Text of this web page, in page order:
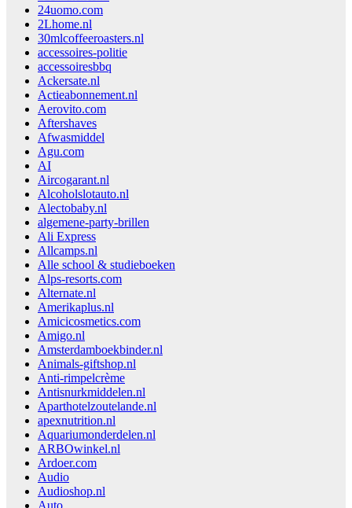
24uomo.com
2Lhome.nl
30mlcoffeeroasters.nl
accessoires-politie
accessoiresbbq
Ackersate.nl
Actieabonnement.nl
Aerovito.com
Aftershaves
Afwasmiddel
Agu.com
AI
Aircogarant.nl
Alcoholslotauto.nl
Alectobaby.nl
algemene-party-brillen
Ali Express
Allcamps.nl
Alle school & studieboeken
Alps-resorts.com
Alternate.nl
Amerikaplus.nl
Amicicosmetics.com
Amigo.nl
Amsterdamboekbinder.nl
Animals-giftshop.nl
Anti-rimpelcrème
Antisnurkmiddelen.nl
Aparthotelzoutelande.nl
apexnutrition.nl
Aquariumonderdelen.nl
ARBOwinkel.nl
Ardoer.com
Audio
Audioshop.nl
Auto